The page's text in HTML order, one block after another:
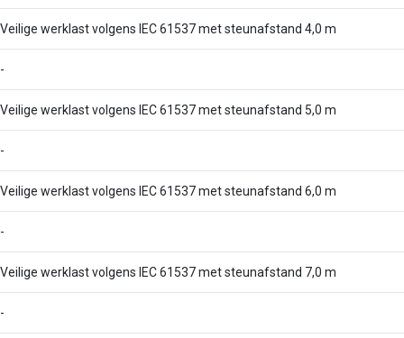
Veilige werklast volgens IEC 61537 met steunafstand 4,0 m
-
Veilige werklast volgens IEC 61537 met steunafstand 5,0 m
-
Veilige werklast volgens IEC 61537 met steunafstand 6,0 m
-
Veilige werklast volgens IEC 61537 met steunafstand 7,0 m
-